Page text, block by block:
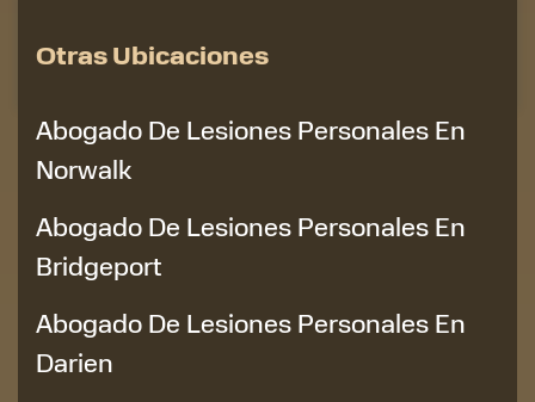
Otras Ubicaciones
Abogado De Lesiones Personales En
Norwalk
Abogado De Lesiones Personales En
Bridgeport
Abogado De Lesiones Personales En
Darien